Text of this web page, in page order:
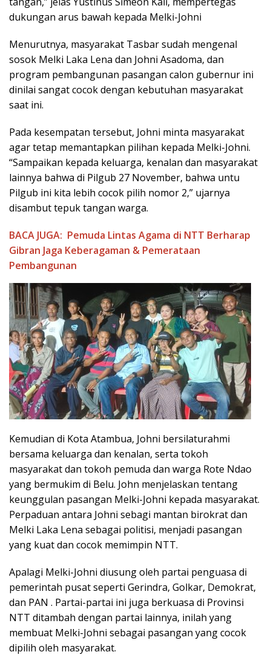
dukungan arus bawah kepada Melki-Johni
Menurutnya, masyarakat Tasbar sudah mengenal
sosok Melki Laka Lena dan Johni Asadoma, dan
program pembangunan pasangan calon gubernur ini
dinilai sangat cocok dengan kebutuhan masyarakat
saat ini.
Pada kesempatan tersebut, Johni minta masyarakat
agar tetap memantapkan pilihan kepada Melki-Johni.
“Sampaikan kepada keluarga, kenalan dan masyarakat
lainnya bahwa di Pilgub 27 November, bahwa untu
Pilgub ini kita lebih cocok pilih nomor 2,” ujarnya
disambut tepuk tangan warga.
BACA JUGA: Pemuda Lintas Agama di NTT Berharap
Gibran Jaga Keberagaman & Pemerataan
Pembangunan
Kemudian di Kota Atambua, Johni bersilaturahmi
bersama keluarga dan kenalan, serta tokoh
masyarakat dan tokoh pemuda dan warga Rote Ndao
yang bermukim di Belu. John menjelaskan tentang
keunggulan pasangan Melki-Johni kepada masyarakat.
Perpaduan antara Johni sebagi mantan birokrat dan
Melki Laka Lena sebagai politisi, menjadi pasangan
yang kuat dan cocok memimpin NTT.
Apalagi Melki-Johni diusung oleh partai penguasa di
pemerintah pusat seperti Gerindra, Golkar, Demokrat,
dan PAN . Partai-partai ini juga berkuasa di Provinsi
NTT ditambah dengan partai lainnya, inilah yang
membuat Melki-Johni sebagai pasangan yang cocok
dipilih oleh masyarakat.